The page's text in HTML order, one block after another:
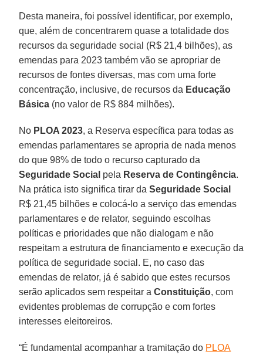
Desta maneira, foi possível identificar, por exemplo,
que, além de concentrarem quase a totalidade dos
recursos da seguridade social (R$ 21,4 bilhões), as
emendas para 2023 também vão se apropriar de
recursos de fontes diversas, mas com uma forte
concentração, inclusive, de recursos da Educação
Básica (no valor de R$ 884 milhões).
No PLOA 2023, a Reserva específica para todas as
emendas parlamentares se apropria de nada menos
do que 98% de todo o recurso capturado da
Seguridade Social pela Reserva de Contingência.
Na prática isto significa tirar daSeguridade Social
R$ 21,45 bilhões e colocá-lo a serviço das emendas
parlamentares e de relator, seguindo escolhas
políticas e prioridades que não dialogam e não
respeitam a estrutura de financiamento e execução da
política de seguridade social. E, no caso das
emendas de relator, já é sabido que estes recursos
serão aplicados sem respeitar aConstituição, com
evidentes problemas de corrupção e com fortes
interesses eleitoreiros.
“É fundamental acompanhar a tramitação do PLOA